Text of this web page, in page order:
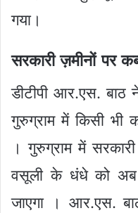
गया।
सरकारी ज़मीनों पर
डीटीपी आर.एस. बाठ
गुरुग्राम में किसी भी
। गुरुग्राम में
वसूली के धंधे को अब
जाएगा । आर.एस.